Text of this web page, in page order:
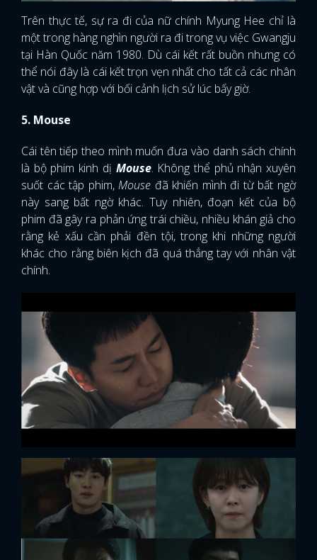
Trên thực tế, sự ra đi của nữ chính Myung Hee chỉ là
một trong hàng nghìn người ra đi trong vụ việc Gwangju
tại Hàn Quốc năm 1980. Dù cái kết rất buồn nhưng có
thể nói đây là cái kết trọn vẹn nhất cho tất cả các nhân
vật và cũng hợp với bối cảnh lịch sử lúc bấy giờ.
5. Mouse
Cái tên tiếp theo mình muốn đưa vào danh sách chính
là bộ phim kinh dị Mouse. Không thể phủ nhận xuyên
suốt các tập phim,Mouse đã khiến mình đi từ bất ngờ
này sang bất ngờ khác. Tuy nhiên, đoạn kết của bộ
phim đã gây ra phản ứng trái chiều, nhiều khán giả cho
rằng kẻ xấu cần phải đền tội, trong khi những người
khác cho rằng biên kịch đã quá thẳng tay với nhân vật
chính.